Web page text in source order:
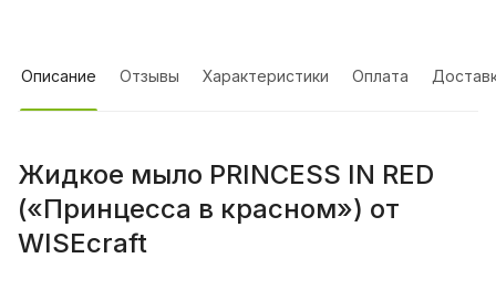
Описание Отзывы Характеристики Оплата
Жидкое мыло PRINCESS IN RED
(«Принцесса в красном») от
WISEcraft